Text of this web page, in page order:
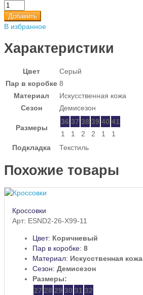
Добавить
В избранное
Характеристики
Цвет
Серый
Пар в коробке 8
Материал
Искусственная кожа
Сезон
Демисезон
Размеры
36 37 38 39 40 41
1
1 2 2 1
1
Подкладка
Текстиль
Похожие товары
Кроссовки
Арт: ESND2-26-X99-11
Цвет: Коричневый
Пар в коробке: 8
Материал: Искусственная кожа
Сезон: Демисезон
Размеры:
27 28 29 30 31 32